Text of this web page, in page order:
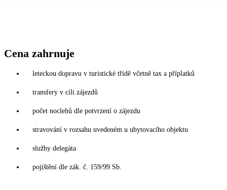
Cena zahrnuje
leteckou dopravu v turistické třídě včetně tax a příplatků
transfery v cíli zájezdů
počet noclehů dle potvrzení o zájezdu
stravování v rozsahu uvedeném u ubytovacího objektu
služby delegáta
pojištění dle zák. č. 159/99 Sb.